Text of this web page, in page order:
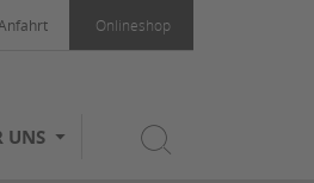
Onlineshop
UNS